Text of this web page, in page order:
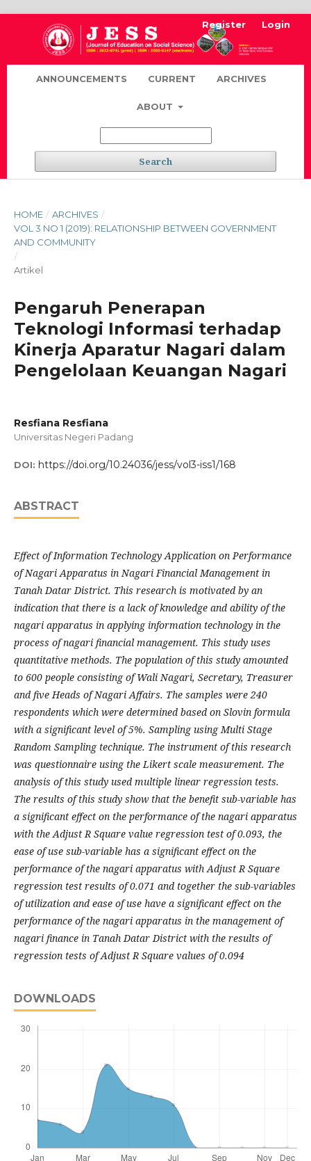
ANNOUNCEMENTS CURRENT ARCHIVES
ABOUT
Search
Register Login
HOME / ARCHIVES /
VOL 3 NO 1 (2019): RELATIONSHIP BETWEEN GOVERNMENT
AND COMMUNITY
/
Artikel
Pengaruh Penerapan
Teknologi Informasi terhadap
Kinerja Aparatur Nagari dalam
Pengelolaan Keuangan Nagari
Resfiana Resfiana
Universitas Negeri Padang
DOI: https://doi.org/10.24036/jess/vol3-iss1/168
ABSTRACT
Effect of Information Technology Application on Performance
of Nagari Apparatus in Nagari Financial Management in
Tanah Datar District. This research is motivated by an
indication that there is a lack of knowledge and ability of the
nagari apparatus in applying information technology in the
process of nagari financial management. This study uses
quantitative methods. The population of this study amounted
to 600 people consisting of Wali Nagari, Secretary, Treasurer
and five Heads of Nagari Affairs. The samples were 240
respondents which were determined based on Slovin formula
with a significant level of 5%. Sampling using Multi Stage
Random Sampling technique. The instrument of this research
was questionnaire using the Likert scale measurement. The
analysis of this study used multiple linear regression tests.
The results of this study show that the benefit sub-variable has
a significant effect on the performance of the nagari apparatus
with the Adjust R Square value regression test of 0.093, the
ease of use sub-variable has a significant effect on the
performance of the nagari apparatus with Adjust R Square
regression test results of 0.071 and together the sub-variables
of utilization and ease of use have a significant effect on the
performance of the nagari apparatus in the management of
nagari finance in Tanah Datar District with the results of
regression tests of Adjust R Square values ​​of 0.094
DOWNLOADS